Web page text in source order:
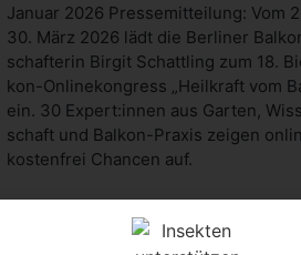
Janu­ar 2026 Pres­se­mit­tei­lung: Vom
30. März 2026 lädt die Ber­li­ner
schaf­te­rin Bir­git Schatt­ling zum 18.
kon-Online­­kon­­­gress „Heil­kraft vom
ein. 30 Expert:innen aus Gar­ten,
schaft und Bal­­kon-Pra­xis zei­gen
kos­ten­frei Chan­cen auf.